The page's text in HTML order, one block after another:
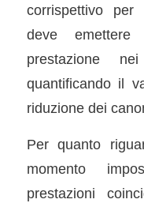
corrispettivo
deve
prestazione
quantificando il
riduzione dei
Per quanto
momento
prestazioni